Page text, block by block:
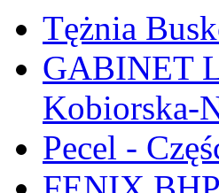
Tężnia
GABINET
Kobiorska-
Pecel -